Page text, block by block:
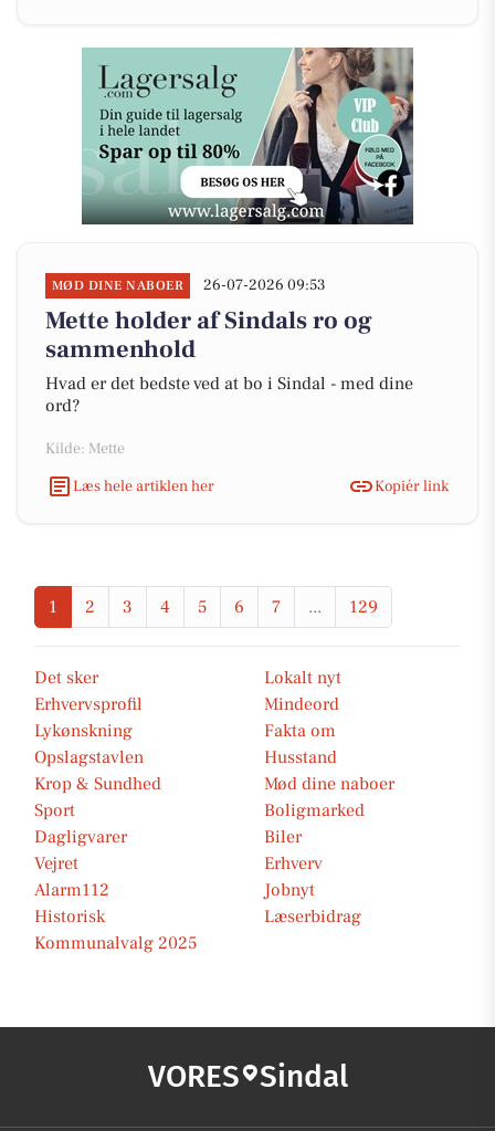
MØD DINE NABOER 26-07-2026 09:53
Mette holder af Sindals ro og
sammenhold
Hvad er det bedste ved at bo i Sindal - med dine
ord?
Kilde: Mette
Læs hele artiklen her
Kopiér link
1 2 3 4 5 6 7 ... 129
Det sker
Lokalt nyt
Erhvervsprofil
Mindeord
Lykønskning
Fakta om
Opslagstavlen
Husstand
Krop & Sundhed
Mød dine naboer
Sport
Boligmarked
Dagligvarer
Biler
Vejret
Erhverv
Alarm112
Jobnyt
Historisk
Læserbidrag
Kommunalvalg 2025
VORES Sindal